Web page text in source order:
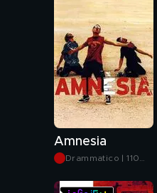
Amnesia
Drammatico | 110